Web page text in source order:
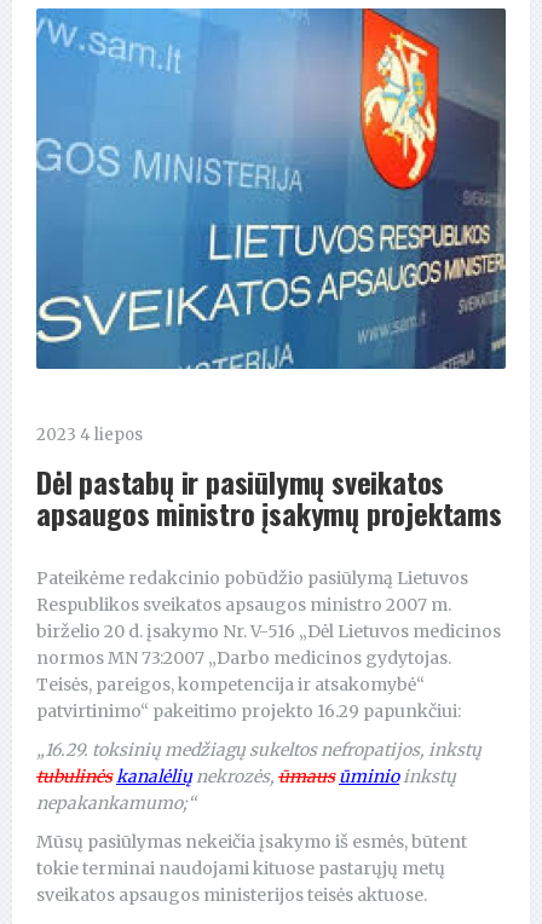
2023 4 liepos
Dėl pastabų ir pasiūlymų sveikatos
apsaugos ministro įsakymų projektams
Pateikėme redakcinio pobūdžio pasiūlymą Lietuvos
Respublikos sveikatos apsaugos ministro 2007 m.
birželio 20 d. įsakymo Nr. V-516 „Dėl Lietuvos medicinos
normos MN 73:2007 „Darbo medicinos gydytojas.
Teisės, pareigos, kompetencija ir atsakomybė“
patvirtinimo“ pakeitimo projekto 16.29 papunkčiui:
„16.29. toksinių medžiagų sukeltos nefropatijos, inkstų
tubulinėskanalėliųnekrozės, ūmaus ūminioinkstų
nepakankamumo;“
Mūsų pasiūlymas nekeičia įsakymo iš esmės, būtent
tokie terminai naudojami kituose pastarųjų metų
sveikatos apsaugos ministerijos teisės aktuose.